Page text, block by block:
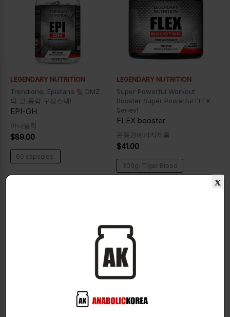
LEGENDARY NUTRITION
Trendione, Epistane 및 DMZ
의 고 용량 구성스택!
EPI-GH
아나볼릭
$89.00
60 capsules.
LEGENDARY NUTRITION
Super Powerful Workout
Booster Super Powerful FLEX
Series!
FLEX booster
운동전에너지제품
$41.00
300g. Tiger Blood
LEGENDARY NUTRITION LEGENDARY NUTRITION
x